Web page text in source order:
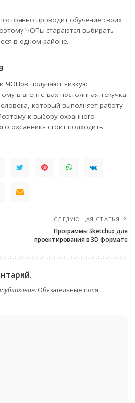
проводит обучение своих
ЧОПы стараются выбирать
в одном районе.
ЧОПов получают низкую
в агентствах постоянная текучка
который выполняет работу
к выбору охранного
охранника стоит подходить
СЛЕДУЮЩАЯ СТАТЬЯ
Программы Sketchup для
проектирования в 3D формате
Обязательные поля